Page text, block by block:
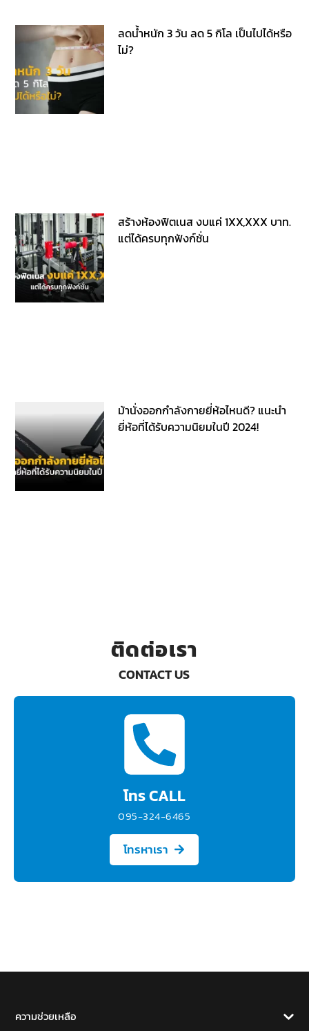
ลดน้ำหนัก 3 วัน ลด 5 กิโล เป็นไปได้หรือ
ไม่?
สร้างห้องฟิตเนส งบแค่ 1XX,XXX บาท.
แต่ได้ครบทุกฟังก์ชั่น
ม้านั่งออกกำลังกายยี่ห้อไหนดี? แนะนำ
ยี่ห้อที่ได้รับความนิยมในปี 2024!
CONTACT US
ติดต่อเรา
095-324-6465
โทร CALL
โทรหาเรา
ความช่วยเหลือ